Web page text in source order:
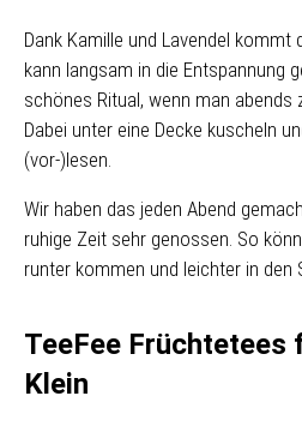
Dank Kamille und Lavendel kommt
kann langsam in die Entspannung
schönes Ritual, wenn man abends
Dabei unter eine Decke kuscheln
(vor-)lesen.
Wir haben das jeden Abend
ruhige Zeit sehr genossen. So
runter kommen und leichter in den
TeeFee Früchtetees
Klein